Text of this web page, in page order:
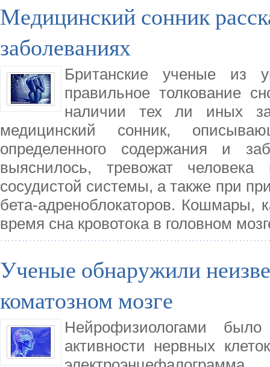
Медицинский сонник
заболеваниях
Британские ученые из
правильное толкование
наличии тех ли иных
медицинский сонник,
определенного содержания и
выяснилось, тревожат
сосудистой системы, а также при
бета-адреноблокаторов. Кошмары,
время сна кровотока в головном
Ученые обнаружили
коматозном мозге
Нейрофизиологами
активности нервных